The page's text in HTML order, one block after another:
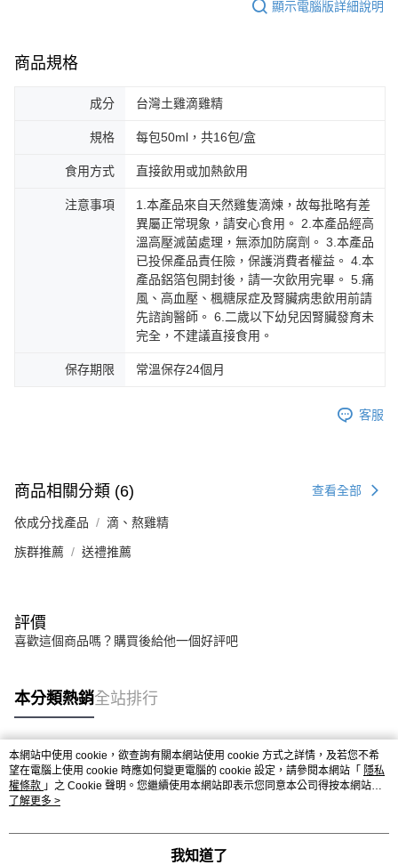
顯示電腦版詳細說明
商品規格
成分 台灣土雞滴雞精
規格 每包50ml，共16包/盒
食用方式 直接飲用或加熱飲用
注意事項
1.本產品來自天然雞隻滴煉，故每批略有差
異屬正常現象，請安心食用。 2.本產品經高
溫高壓滅菌處理，無添加防腐劑。 3.本產品
已投保產品責任險，保護消費者權益。 4.本
產品鋁箔包開封後，請一次飲用完畢。 5.痛
風、高血壓、楓糖尿症及腎臟病患飲用前請
先諮詢醫師。 6.二歲以下幼兒因腎臟發育未
完全，不建議直接食用。
保存期限 常溫保存24個月
客服
商品相關分類 (6) 查看全部
依成分找產品 滴、熬雞精
族群推薦 送禮推薦
評價
喜歡這個商品嗎？購買後給他一個好評吧
本分類熱銷全站排行
熱門標籤
本網站中使用 cookie，欲查詢有關本網站使用 cookie 方式之詳情，及若您不希
望在電腦上使用 cookie 時應如何變更電腦的 cookie 設定，請參閱本網站「 隱私
權條款 」之 Cookie 聲明。您繼續使用本網站即表示您同意本公司得按本網站使
用條款之 Cookie 聲明使用 cookie。
了解更多 >
我知道了